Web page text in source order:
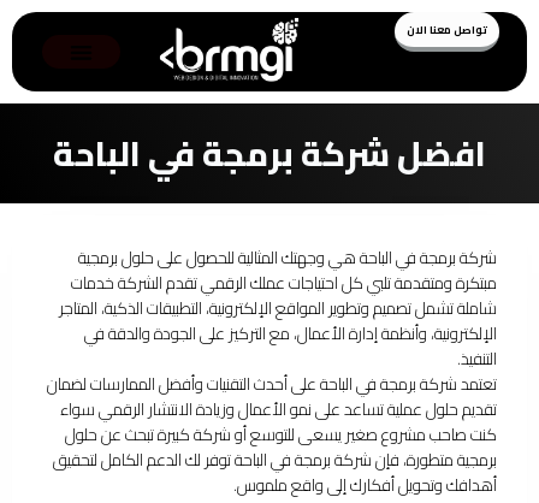
تواصل معنا الان
افضل شركة برمجة في الباحة
شركة برمجة في الباحة هي وجهتك المثالية للحصول على حلول برمجية
مبتكرة ومتقدمة تلبي كل احتياجات عملك الرقمي تقدم الشركة خدمات
شاملة تشمل تصميم وتطوير المواقع الإلكترونية، التطبيقات الذكية، المتاجر
الإلكترونية، وأنظمة إدارة الأعمال، مع التركيز على الجودة والدقة في
التنفيذ.
تعتمد شركة برمجة في الباحة على أحدث التقنيات وأفضل الممارسات لضمان
تقديم حلول عملية تساعد على نمو الأعمال وزيادة الانتشار الرقمي سواء
كنت صاحب مشروع صغير يسعى للتوسع أو شركة كبيرة تبحث عن حلول
برمجية متطورة، فإن شركة برمجة في الباحة توفر لك الدعم الكامل لتحقيق
أهدافك وتحويل أفكارك إلى واقع ملموس.